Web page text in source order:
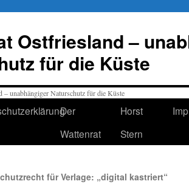
Ostfriesland –
für die Küste
Der
Wattenrat
Horst
Stern
für Verlage: „digital kastriert“